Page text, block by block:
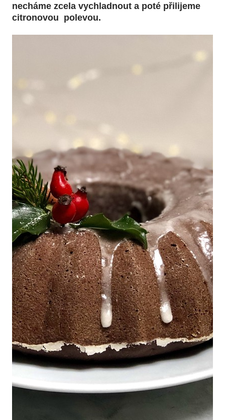
necháme zcela vychladnout a poté přilijeme
citronovou polevou.